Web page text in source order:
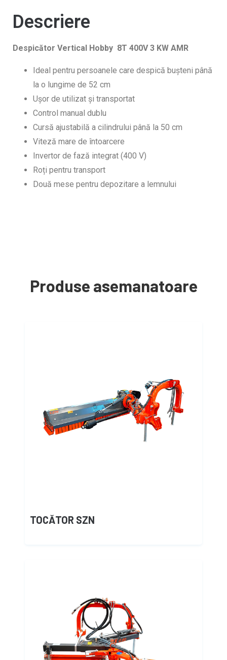
Descriere
Despicător Vertical Hobby 8T 400V 3 KW AMR
Ideal pentru persoanele care despică bușteni până
la o lungime de 52 cm
Ușor de utilizat și transportat
Control manual dublu
Cursă ajustabilă a cilindrului până la 50 cm
Viteză mare de întoarcere
Invertor de fază integrat (400 V)
Roți pentru transport
Două mese pentru depozitare a lemnului
Produse asemanatoare
TOCĂTOR SZN